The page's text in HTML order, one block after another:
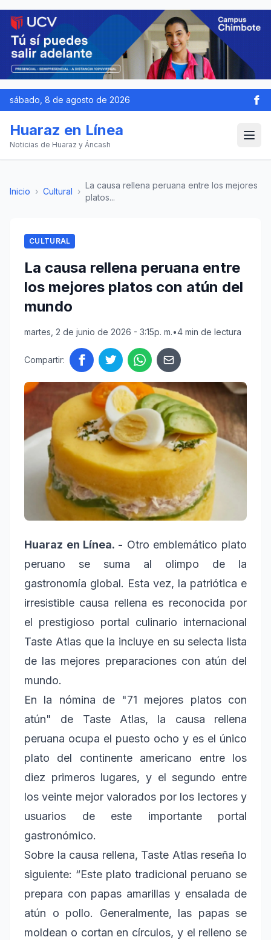
sábado, 8 de agosto de 2026
Huaraz en Línea
Noticias de Huaraz y Áncash
Inicio › Cultural ›
La causa rellena peruana entre los mejores
platos...
CULTURAL
La causa rellena peruana entre
los mejores platos con atún del
mundo
martes, 2 de junio de 2026 - 3:15p. m.•4 min de lectura
Compartir:
Huaraz en Línea. - Otro emblemático plato
peruano se suma al olimpo de la
gastronomía global. Esta vez, la patriótica e
irresistible causa rellena es reconocida por
el prestigioso portal culinario internacional
Taste Atlas que la incluye en su selecta lista
de las mejores preparaciones con atún del
mundo.
En la nómina de "71 mejores platos con
atún" de Taste Atlas, la causa rellena
peruana ocupa el puesto ocho y es el único
plato del continente americano entre los
diez primeros lugares, y el segundo entre
los veinte mejor valorados por los lectores y
usuarios de este importante portal
gastronómico.
Sobre la causa rellena, Taste Atlas reseña lo
siguiente: “Este plato tradicional peruano se
prepara con papas amarillas y ensalada de
atún o pollo. Generalmente, las papas se
moldean o cortan en círculos, y el relleno se